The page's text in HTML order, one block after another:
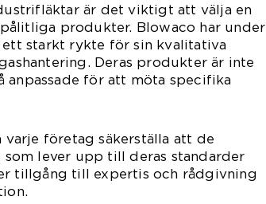
är det viktigt att välja en
produkter. Blowaco har under
ett starkt rykte för sin kvalitativa
Deras produkter är inte
anpassade för att möta specifika
företag säkerställa att de
lever upp till deras standarder
tillgång till expertis och rådgivning